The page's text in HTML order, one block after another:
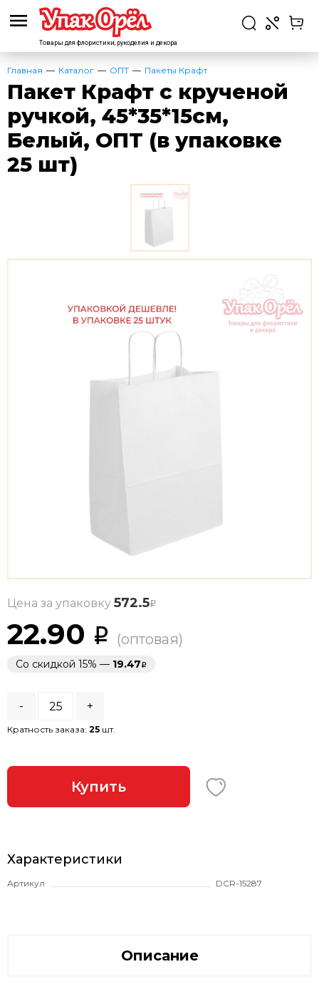
Товары для флористики, рукоделия и декора
Главная Каталог ОПТ Пакеты Крафт
Пакет Крафт с крученой
ручкой, 45*35*15см,
Белый, ОПТ (в упаковке
25 шт)
Цена за упаковку 572.5
22.90 (оптовая)
Со скидкой 15% — 19.47
- +
Кратность заказа: 25 шт.
Купить
Характеристики
Артикул DCR-15287
Описание